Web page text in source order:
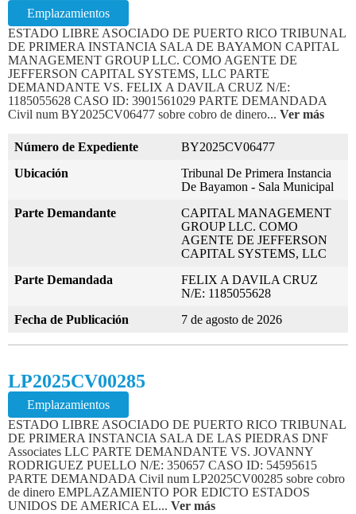
Emplazamientos
ESTADO LIBRE ASOCIADO DE PUERTO RICO TRIBUNAL
DE PRIMERA INSTANCIA SALA DE BAYAMON CAPITAL
MANAGEMENT GROUP LLC. COMO AGENTE DE
JEFFERSON CAPITAL SYSTEMS, LLC PARTE
DEMANDANTE VS. FELIX A DAVILA CRUZ N/E:
1185055628 CASO ID: 3901561029 PARTE DEMANDADA
Civil num BY2025CV06477 sobre cobro de dinero... Ver más
Número de Expediente
BY2025CV06477
Ubicación
Tribunal De Primera Instancia
De Bayamon - Sala Municipal
Parte Demandante
CAPITAL MANAGEMENT
GROUP LLC. COMO
AGENTE DE JEFFERSON
CAPITAL SYSTEMS, LLC
Parte Demandada
FELIX A DAVILA CRUZ
N/E: 1185055628
Fecha de Publicación
7 de agosto de 2026
LP2025CV00285
Emplazamientos
ESTADO LIBRE ASOCIADO DE PUERTO RICO TRIBUNAL
DE PRIMERA INSTANCIA SALA DE LAS PIEDRAS DNF
Associates LLC PARTE DEMANDANTE VS. JOVANNY
RODRIGUEZ PUELLO N/E: 350657 CASO ID: 54595615
PARTE DEMANDADA Civil num LP2025CV00285 sobre cobro
de dinero EMPLAZAMIENTO POR EDICTO ESTADOS
UNIDOS DE AMERICA EL... Ver más